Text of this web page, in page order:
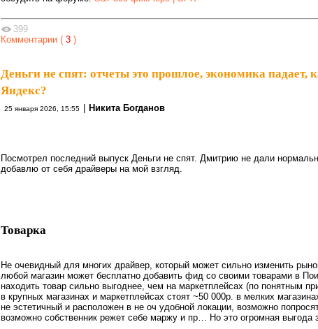
399
Комментарии ( 3 )
Деньги не спят: отчеты это прошлое, экономика падает,
Яндекс?
25 января 2026, 15:55 Никита Богданов
Посмотрел последний выпуск Деньги не спят. Дмитрию не дали
добавлю от себя драйверы на мой взгляд.
Товарка
Не очевидный для многих драйвер, который может сильно изменить
любой магазин может бесплатно добавить фид со своими товарами в
находить товар сильно выгоднее, чем на маркетплейсах (по понятным
в крупных магазинах и маркетплейсах стоят ~50 000р. в мелких
не эстетичный и расположен в не оч удобной локации, возможно
возможно собственник режет себе маржу и пр… Но это огромная выгода